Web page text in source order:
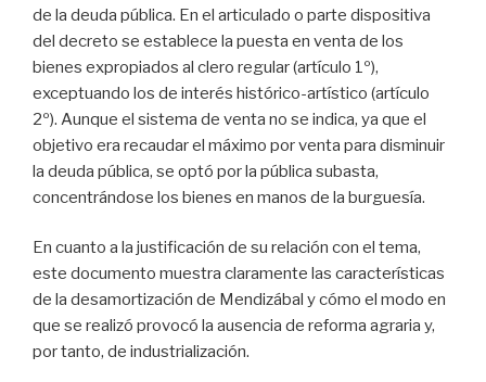
de la deuda pública. En el articulado o parte dispositiva
del decreto se establece la puesta en venta de los
bienes expropiados al clero regular (artículo 1º),
exceptuando los de interés histórico-artístico (artículo
2º). Aunque el sistema de venta no se indica, ya que el
objetivo era recaudar el máximo por venta para disminuir
la deuda pública, se optó por la pública subasta,
concentrándose los bienes en manos de la burguesía.
En cuanto a la justificación de su relación con el tema,
este documento muestra claramente las características
de la desamortización de Mendizábal y cómo el modo en
que se realizó provocó la ausencia de reforma agraria y,
por tanto, de industrialización.